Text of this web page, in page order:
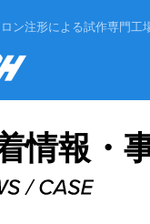
ン注形による試作専門工場
情報・